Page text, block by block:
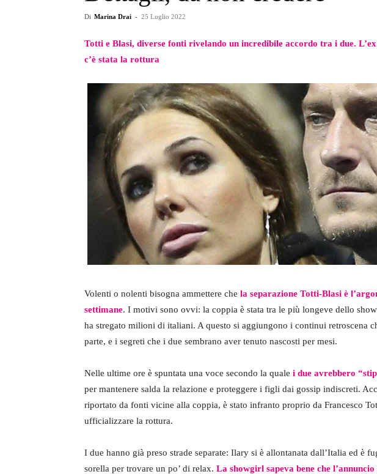
Di Marina Drai - 25 Luglio 2022
Totti e Blasi, diverse fonti rivelando un incredibile accordo tra i due.
c’è stata la rottura
Volenti o nolenti bisogna ammettere che la separazione Totti-Blasi è
settimane. I motivi sono ovvi: la coppia è stata tra le più longeve dello
ha stregato milioni di italiani. A questo si aggiungono i continui retroscena
parte, e i segreti che i due sembrano aver tenuto nascosti per mesi.
Nelle ultime ore è spuntata una voce secondo la quale i due avrebbero
per mantenere salda la relazione e proteggere i figli dai gossip indiscreti.
riportato da fonti vicine alla coppia, è stato infranto proprio da Francesco
ufficializzare la rottura.
I due hanno già preso strade separate: Ilary si è allontanata dall’Italia ed è
sorella per trovare un po’ di relax. La showgirl sapeva bene che